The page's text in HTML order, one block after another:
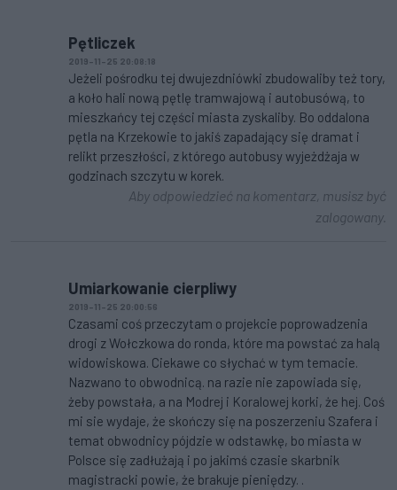
Pętliczek
2019-11-25 20:08:18
Jeżeli pośrodku tej dwujezdniówki zbudowaliby też tory,
a koło hali nową pętlę tramwajową i autobusówą, to
mieszkańcy tej części miasta zyskaliby. Bo oddalona
pętla na Krzekowie to jakiś zapadający się dramat i
relikt przeszłości, z którego autobusy wyjeżdżaja w
godzinach szczytu w korek.
Aby odpowiedzieć na komentarz, musisz być
zalogowany.
Umiarkowanie cierpliwy
2019-11-25 20:00:56
Czasami coś przeczytam o projekcie poprowadzenia
drogi z Wołczkowa do ronda, które ma powstać za halą
widowiskowa. Ciekawe co słychać w tym temacie.
Nazwano to obwodnicą. na razie nie zapowiada się,
żeby powstała, a na Modrej i Koralowej korki, że hej. Coś
mi sie wydaje, że skończy się na poszerzeniu Szafera i
temat obwodnicy pójdzie w odstawkę, bo miasta w
Polsce się zadłużają i po jakimś czasie skarbnik
magistracki powie, że brakuje pieniędzy. .